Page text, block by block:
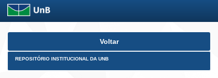
Skip
Voltar
REPOSITÓRIO INSTITUCIONAL DA UNB